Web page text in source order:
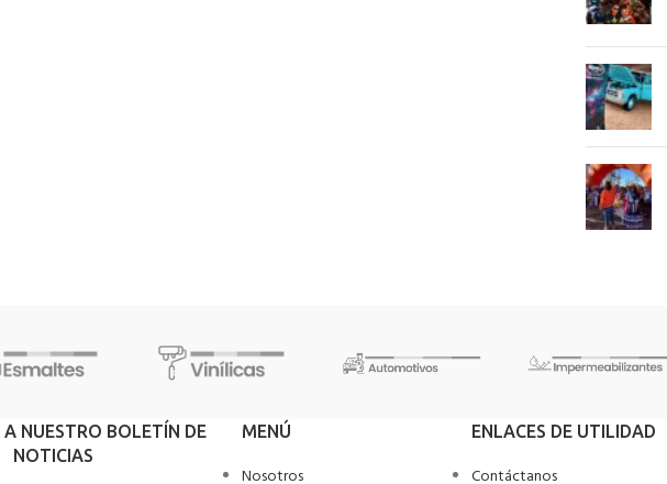
A NUESTRO BOLETÍN DE
NOTICIAS
MENÚ
Nosotros
ENLACES DE UTILIDAD
Contáctanos